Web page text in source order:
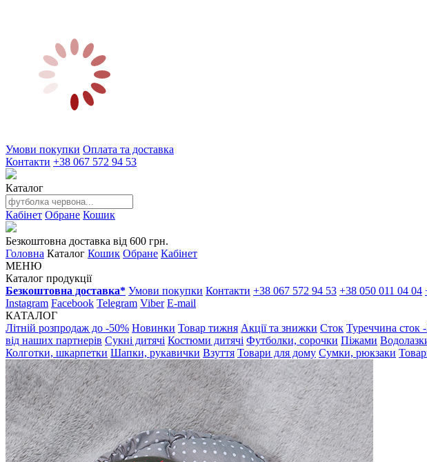
Умови покупки Оплата та доставка
Контакти +38 067 572 94 53
Каталог
Кабінет Обране Кошик
Безкоштовна доставка від 600 грн.
Головна Каталог Кошик Обране Кабінет
МЕНЮ
Каталог продукції
Безкоштовна доставка* Умови покупки Контакти +38 067 572 94 53 +38 050 011 04 04
Instagram Facebook Telegram Viber E-mail
КАТАЛОГ
Літній розпродаж до -50% Новинки Товар тижня Акції та знижки Сток Туреччина сток
від наших партнерів Сукні дитячі Костюми дитячі Футболки, сорочки Піжами
Колготки, шкарпетки Шапки, рукавички Взуття Товари для дому Сумки, рюкзаки